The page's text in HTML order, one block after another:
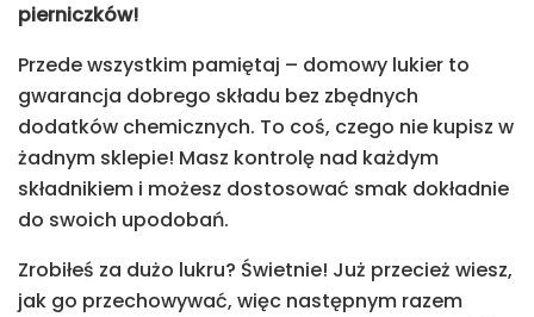
pierniczków!
Przede wszystkim pamiętaj – domowy lukier to
gwarancja dobrego składu bez zbędnych
dodatków chemicznych. To coś, czego nie kupisz w
żadnym sklepie! Masz kontrolę nad każdym
składnikiem i możesz dostosować smak dokładnie
do swoich upodobań.
Zrobiłeś za dużo lukru? Świetnie! Już przecież wiesz,
jak go przechowywać, więc następnym razem